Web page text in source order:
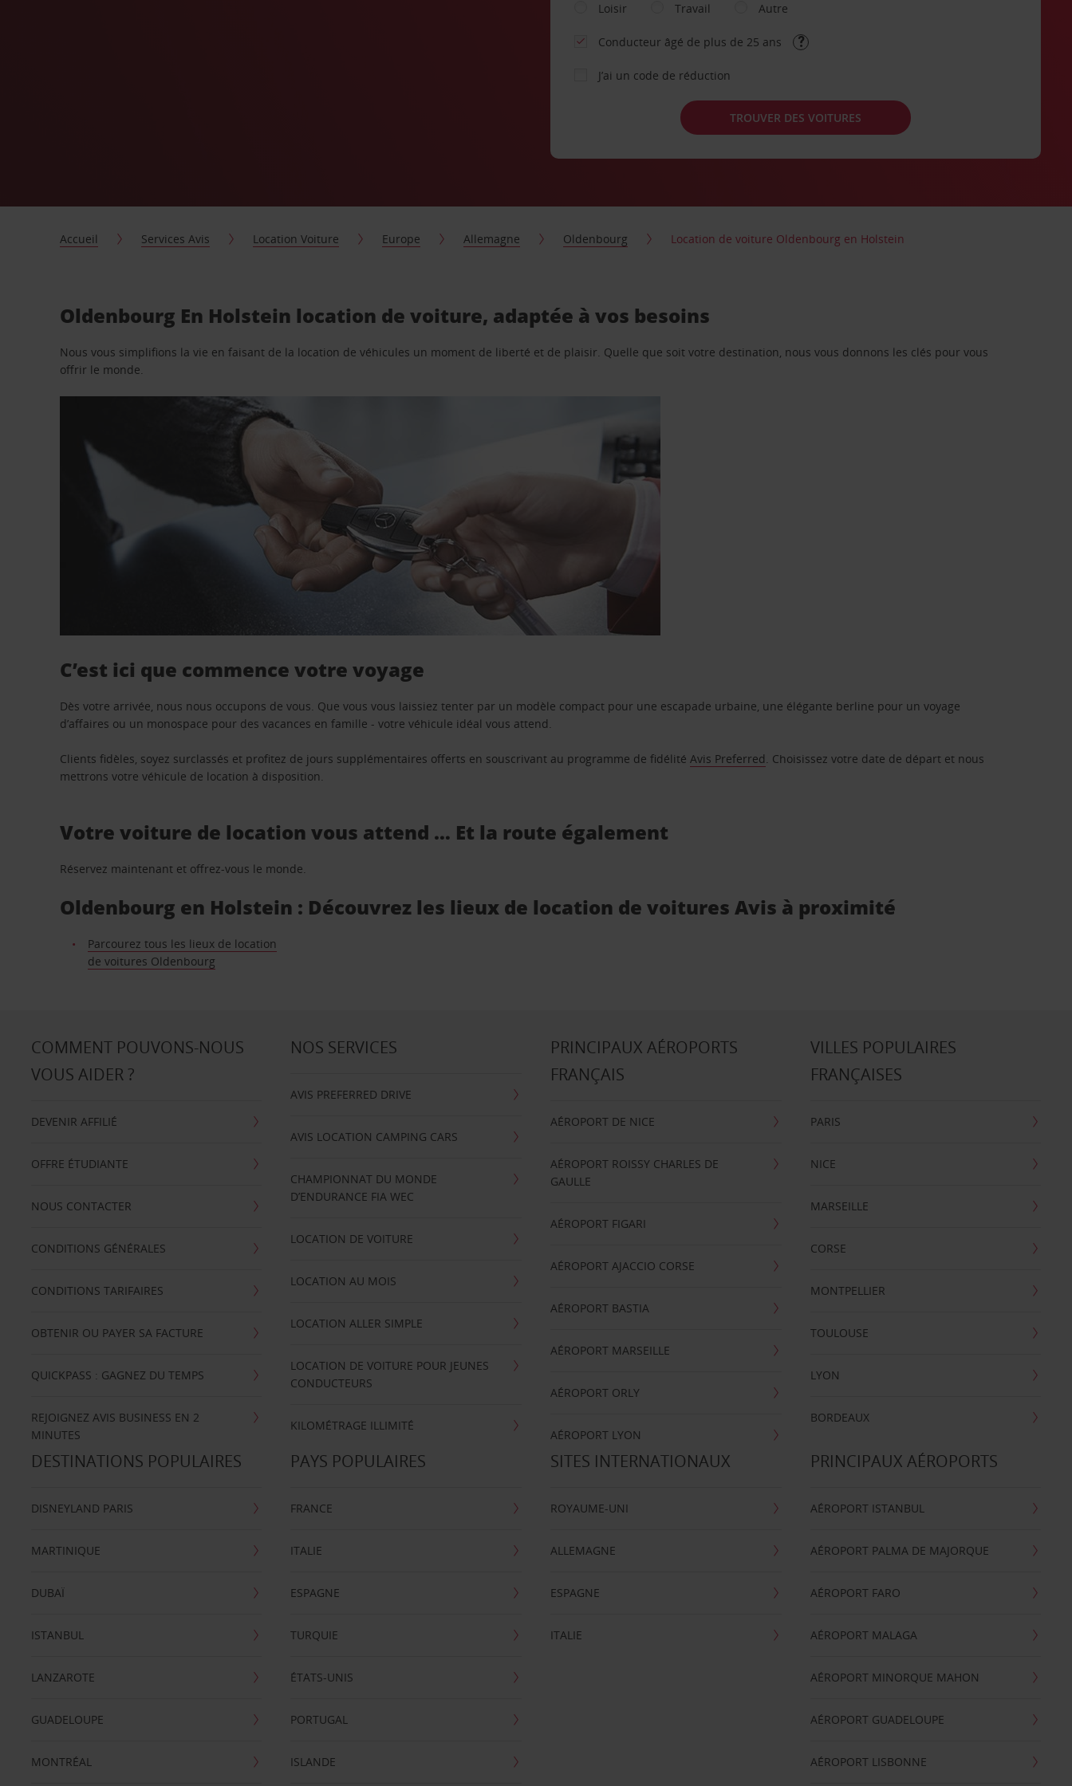
Loisir
Travail Autre
Conducteur âgé de plus de 25 ans
J’ai un code de réduction
TROUVER DES VOITURES
Accueil Services Avis Location Voiture Europe Allemagne Oldenbourg Location de voiture Oldenbourg en Holstein
Oldenbourg En Holstein location de voiture, adaptée à vos besoins
Nous vous simplifions la vie en faisant de la location de véhicules un moment de liberté et de plaisir. Quelle que soit votre destination, nous vous donnons les clés pour vous
offrir le monde.
C’est ici que commence votre voyage
Dès votre arrivée, nous nous occupons de vous. Que vous vous laissiez tenter par un modèle compact pour une escapade urbaine, une élégante berline pour un voyage
d’affaires ou un monospace pour des vacances en famille - votre véhicule idéal vous attend.
Clients fidèles, soyez surclassés et profitez de jours supplémentaires offerts en souscrivant au programme de fidélitéAvis Preferred. Choisissez votre date de départ et nous
mettrons votre véhicule de location à disposition.
Votre voiture de location vous attend … Et la route également
Réservez maintenant et offrez-vous le monde.
Oldenbourg en Holstein : Découvrez les lieux de location de voitures Avis à proximité
Parcourez tous les lieux de location
de voitures Oldenbourg
COMMENT POUVONS-NOUS
VOUS AIDER ?
DEVENIR AFFILIÉ
OFFRE ÉTUDIANTE
NOUS CONTACTER
CONDITIONS GÉNÉRALES
CONDITIONS TARIFAIRES
OBTENIR OU PAYER SA FACTURE
QUICKPASS : GAGNEZ DU TEMPS
REJOIGNEZ AVIS BUSINESS EN 2
MINUTES
NOS SERVICES
AVIS PREFERRED DRIVE
AVIS LOCATION CAMPING CARS
CHAMPIONNAT DU MONDE
D’ENDURANCE FIA WEC
LOCATION DE VOITURE
LOCATION AU MOIS
LOCATION ALLER SIMPLE
LOCATION DE VOITURE POUR JEUNES
CONDUCTEURS
KILOMÉTRAGE ILLIMITÉ
PRINCIPAUX AÉROPORTS
FRANÇAIS
AÉROPORT DE NICE
AÉROPORT ROISSY CHARLES DE
GAULLE
AÉROPORT FIGARI
AÉROPORT AJACCIO CORSE
AÉROPORT BASTIA
AÉROPORT MARSEILLE
AÉROPORT ORLY
AÉROPORT LYON
VILLES POPULAIRES
FRANÇAISES
PARIS
NICE
MARSEILLE
CORSE
MONTPELLIER
TOULOUSE
LYON
BORDEAUX
DESTINATIONS POPULAIRES
DISNEYLAND PARIS
MARTINIQUE
DUBAÏ
ISTANBUL
LANZAROTE
GUADELOUPE
MONTRÉAL
PAYS POPULAIRES
FRANCE
ITALIE
ESPAGNE
TURQUIE
ÉTATS-UNIS
PORTUGAL
ISLANDE
SITES INTERNATIONAUX
ROYAUME-UNI
ALLEMAGNE
ESPAGNE
ITALIE
PRINCIPAUX AÉROPORTS
AÉROPORT ISTANBUL
AÉROPORT PALMA DE MAJORQUE
AÉROPORT FARO
AÉROPORT MALAGA
AÉROPORT MINORQUE MAHON
AÉROPORT GUADELOUPE
AÉROPORT LISBONNE